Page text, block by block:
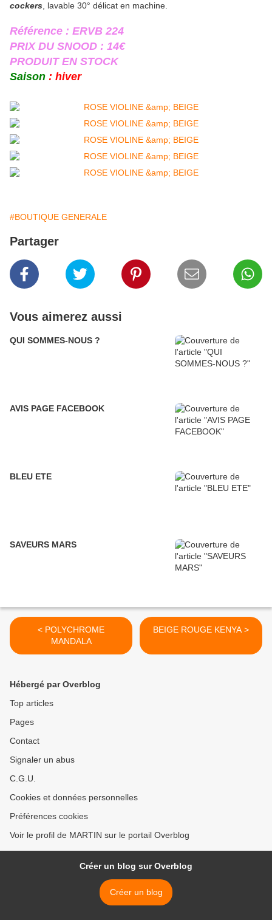
cockers , lavable 30° délicat en machine.
Référence : ERVB 224
PRIX DU SNOOD : 14€
PRODUIT EN STOCK
Saison : hiver
#BOUTIQUE GENERALE
Partager
Vous aimerez aussi
QUI SOMMES-NOUS ?
AVIS PAGE FACEBOOK
BLEU ETE
SAVEURS MARS
< POLYCHROME
MANDALA
BEIGE ROUGE KENYA >
Hébergé par Overblog
Top articles
Pages
Contact
Signaler un abus
C.G.U.
Cookies et données personnelles
Préférences cookies
Voir le profil de MARTIN sur le portail Overblog
Créer un blog sur Overblog
Créer un blog